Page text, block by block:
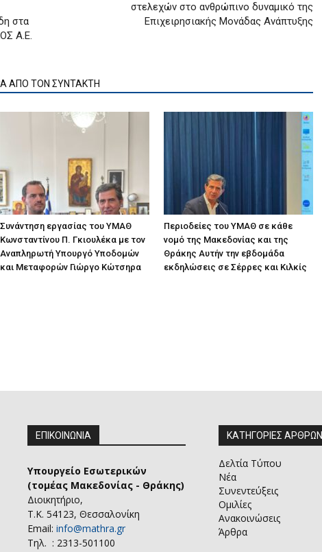
στα
Α.Ε.
στελεχών στο ανθρώπινο δυναμικό της
Επιχειρησιακής Μονάδας Ανάπτυξης
ΑΠΟ ΤΟΝ ΣΥΝΤΑΚΤΗ
Συνάντηση εργασίας του ΥΜΑΘ
Κωνσταντίνου Π. Γκιουλέκα με τον
Αναπληρωτή Υπουργό Υποδομών
και Μεταφορών Γιώργο Κώτσηρα
Περιοδείες του ΥΜΑΘ σε κάθε
νομό της Μακεδονίας και της
Θράκης Αυτήν την εβδομάδα
εκδηλώσεις σε Σέρρες και Κιλκίς
ΕΠΙΚΟΙΝΩΝΙΑ
Υπουργείο Εσωτερικών
(τομέας Μακεδονίας - Θράκης)
Διοικητήριο,
Τ.Κ. 54123, Θεσσαλονίκη
Email: info@mathra.gr
Τηλ. : 2313-501100
ΚΑΤΗΓΟΡΙΕΣ ΑΡΘΡΩΝ
Δελτία Τύπου
Νέα
Συνεντεύξεις
Ομιλίες
Ανακοινώσεις
Άρθρα